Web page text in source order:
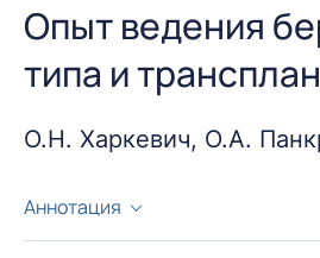
Опыт ведения
типа и
О.Н. Харкевич, О.А.
Аннотация
Сахарный диабет (СД) – одно